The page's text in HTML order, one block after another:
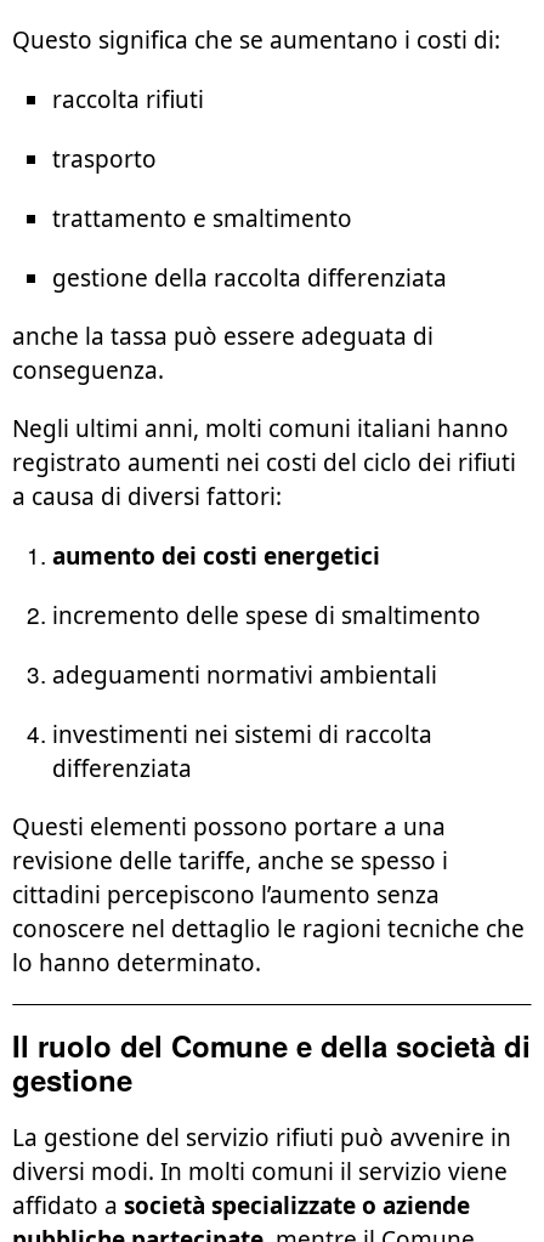
Questo significa che se aumentano i costi di:
raccolta rifiuti
trasporto
trattamento e smaltimento
gestione della raccolta differenziata
anche la tassa può essere adeguata di
conseguenza.
Negli ultimi anni, molti comuni italiani hanno
registrato aumenti nei costi del ciclo dei rifiuti
a causa di diversi fattori:
aumento dei costi energetici
incremento delle spese di smaltimento
adeguamenti normativi ambientali
investimenti nei sistemi di raccolta
differenziata
Questi elementi possono portare a una
revisione delle tariffe, anche se spesso i
cittadini percepiscono l’aumento senza
conoscere nel dettaglio le ragioni tecniche che
lo hanno determinato.
Il ruolo del Comune e della società di
gestione
La gestione del servizio rifiuti può avvenire in
diversi modi. In molti comuni il servizio viene
affidato a società specializzate o aziende